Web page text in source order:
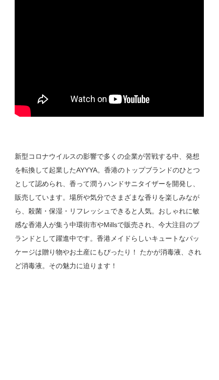
新型コロナウイルスの影響で多くの企業が苦戦する中、発想
を転換して起業したAYYYA。香港のトップブランドのひとつ
として認められ、香って潤うハンドサニタイザーを開発し、
販売しています。場所や気分でさまざまな香りを楽しみなが
ら、殺菌・保湿・リフレッシュできると人気。おしゃれに敏
感な香港人が集う中環街市やMillsで販売され、今大注目のブ
ランドとして躍進中です。香港メイドらしいキュートなパッ
ケージは贈り物やお土産にもぴったり！ たかが消毒液、され
ど消毒液。その魅力に迫ります！